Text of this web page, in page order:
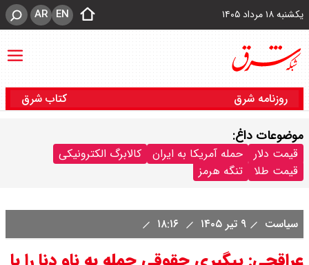
یکشنبه ۱۸ مرداد ۱۴۰۵ EN
AR
روزنامه شرق کتاب شرق
موضوعات داغ:
قیمت دلار حمله آمریکا به ایران
کالابرگ الکترونیکی
قیمت طلا
تنگه هرمز
سیاست ۹ تیر ۱۴۰۵